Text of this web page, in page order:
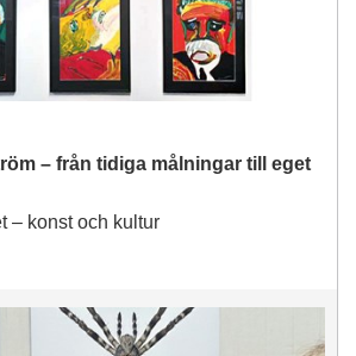
– från tidiga målningar till eget
– konst och kultur